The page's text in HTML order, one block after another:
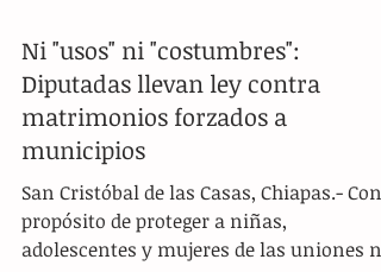
Ni "usos" ni "costumbres":
Diputadas llevan ley contra
matrimonios forzados a
municipios